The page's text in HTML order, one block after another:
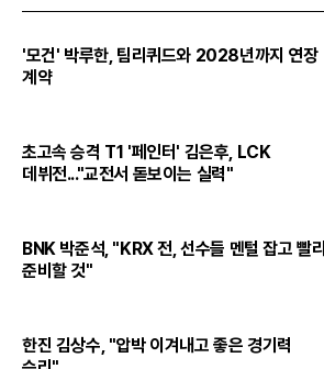
'모건' 박루한, 팀리퀴드와 2028년까지 연장
계약
초고속 승격 T1 '페인터' 김은후, LCK
데뷔전..."교전서 돋보이는 실력"
BNK 박준석, "KRX 전, 선수들 멘털 잡고 빨리
준비할 것"
한진 김상수, "압박 이겨내고 좋은 경기력